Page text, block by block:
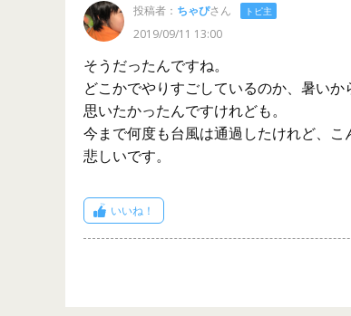
投稿者： ちゃぴさん トピ主
2019/09/11 13:00
そうだったんですね。
どこかでやりすごしているのか、暑いか
思いたかったんですけれども。
今まで何度も台風は通過したけれど、こ
悲しいです。
いいね！